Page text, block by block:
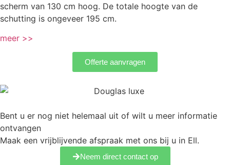
scherm van 130 cm hoog. De totale hoogte van de
schutting is ongeveer 195 cm.
meer >>
Offerte aanvragen
Bent u er nog niet helemaal uit of wilt u meer informatie
ontvangen
Maak een vrijblijvende afspraak met ons bij u in Ell.
Neem direct contact op